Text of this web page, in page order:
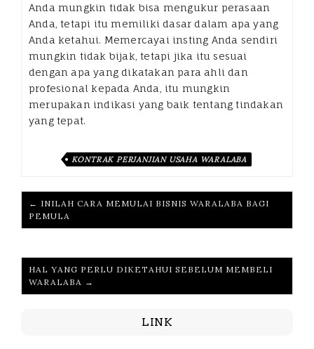
Anda mungkin tidak bisa mengukur perasaan
Anda, tetapi itu memiliki dasar dalam apa yang
Anda ketahui. Memercayai insting Anda sendiri
mungkin tidak bijak, tetapi jika itu sesuai
dengan apa yang dikatakan para ahli dan
profesional kepada Anda, itu mungkin
merupakan indikasi yang baik tentang tindakan
yang tepat.
KONTRAK PERJANJIAN USAHA WARALABA
← INILAH CARA MEMULAI BISNIS WARALABA BAGI
PEMULA
HAL YANG PERLU DIKETAHUI SEBELUM MEMBELI
WARALABA →
LINK